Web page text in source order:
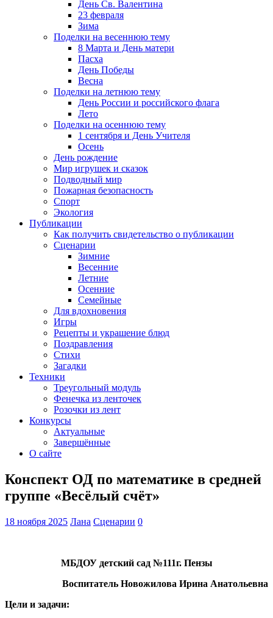
День Св. Валентина
23 февраля
Зима
Поделки на весеннюю тему
8 Марта и День матери
Пасха
День Победы
Весна
Поделки на летнюю тему
День России и российского флага
Лето
Поделки на осеннюю тему
1 сентября и День Учителя
Осень
День рождение
Мир игрушек и сказок
Подводный мир
Пожарная безопасность
Спорт
Экология
Публикации
Как получить свидетельство о публикации
Сценарии
Зимние
Весенние
Летние
Осенние
Семейные
Для вдохновения
Игры
Рецепты и украшение блюд
Поздравления
Стихи
Загадки
Техники
Треугольный модуль
Фенечка из ленточек
Розочки из лент
Конкурсы
Актуальные
Завершённые
О сайте
Конспект ОД по математике в средней
группе «Весёлый счёт»
18 ноября 2025 Лана Сценарии 0
МБДОУ детский сад №111г. Пензы
Воспитатель Новожилова Ирина Анатольевна
Цели и задачи: